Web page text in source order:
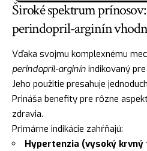
Široké spektrum
perindopril-arginín
Vďaka svojmu komplexnému
perindopril-arginín indikovaný
Jeho použitie presahuje
Prináša benefity pre rôzne
zdravia.
Primárne indikácie zahŕňajú:
Hypertenzia (vysoký krvný